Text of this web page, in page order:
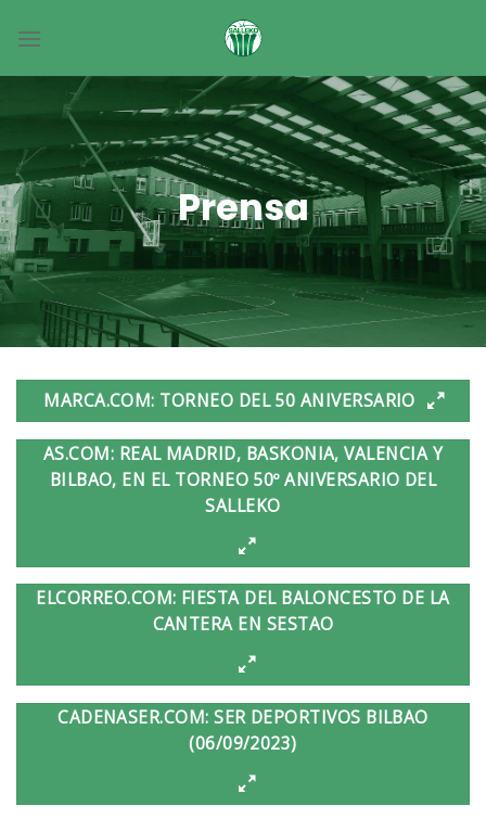
Prensa
MARCA.COM: TORNEO DEL 50 ANIVERSARIO
AS.COM: REAL MADRID, BASKONIA, VALENCIA Y
BILBAO, EN EL TORNEO 50º ANIVERSARIO DEL
SALLEKO
ELCORREO.COM: FIESTA DEL BALONCESTO DE LA
CANTERA EN SESTAO
CADENASER.COM: SER DEPORTIVOS BILBAO
(06/09/2023)